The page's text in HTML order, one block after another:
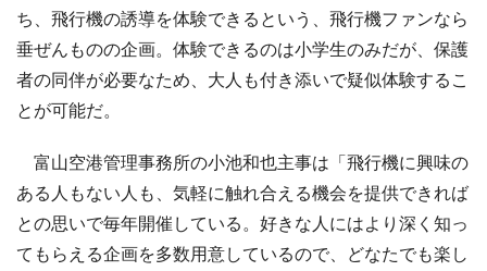
ち、飛行機の誘導を体験できるという、飛行機ファンなら
垂ぜんものの企画。体験できるのは小学生のみだが、保護
者の同伴が必要なため、大人も付き添いで疑似体験するこ
とが可能だ。
富山空港管理事務所の小池和也主事は「飛行機に興味の
ある人もない人も、気軽に触れ合える機会を提供できれば
との思いで毎年開催している。好きな人にはより深く知っ
てもらえる企画を多数用意しているので、どなたでも楽し